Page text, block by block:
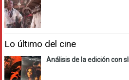
Lo último del cine
Análisis de la edición con